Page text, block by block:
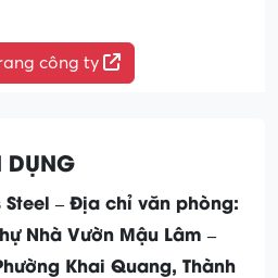
công ty
DỤNG
Steel – Địa chỉ văn phòng:
Nhà Vườn Mậu Lâm –
Khai Quang, Thành